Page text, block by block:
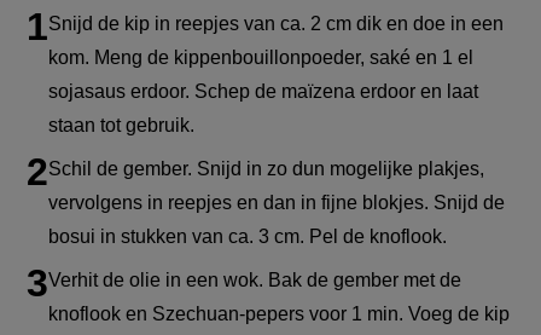
minutes,
27
seconds
Snijd de kip in reepjes van ca. 2 cm dik en doe in een
kom. Meng de kippenbouillonpoeder, saké en 1 el
sojasaus erdoor. Schep de maïzena erdoor en laat
staan tot gebruik.
Schil de gember. Snijd in zo dun mogelijke plakjes,
vervolgens in reepjes en dan in fijne blokjes. Snijd de
bosui in stukken van ca. 3 cm. Pel de knoflook.
Verhit de olie in een wok. Bak de gember met de
knoflook en Szechuan-pepers voor 1 min. Voeg de kip